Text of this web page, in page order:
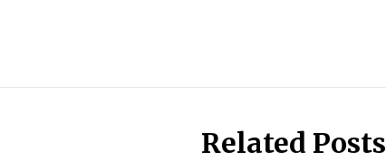
Related Posts